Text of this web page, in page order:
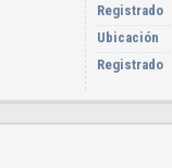
Registrado
Ubicación
Registrado